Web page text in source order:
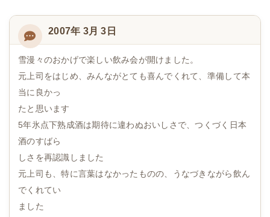
2007年 3月 3日
雪漫々のおかげで楽しい飲み会が開けました。
元上司をはじめ、みんながとても喜んでくれて、準備して本
当に良かっ
たと思います
5年氷点下熟成酒は期待に違わぬおいしさで、つくづく日本
酒のすばら
しさを再認識しました
元上司も、特に言葉はなかったものの、うなづきながら飲ん
でくれてい
ました